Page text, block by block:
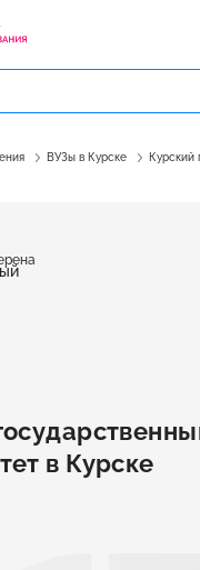
ВУЗы в Курске Курский
в Курске